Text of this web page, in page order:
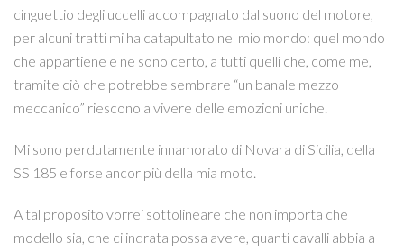
cinguettio degli uccelli accompagnato dal suono del motore,
per alcuni tratti mi ha catapultato nel mio mondo: quel mondo
che appartiene e ne sono certo, a tutti quelli che, come me,
tramite ciò che potrebbe sembrare “un banale mezzo
meccanico” riescono a vivere delle emozioni uniche.
Mi sono perdutamente innamorato di Novara di Sicilia, della
SS 185 e forse ancor più della mia moto.
A tal proposito vorrei sottolineare che non importa che
modello sia, che cilindrata possa avere, quanti cavalli abbia a